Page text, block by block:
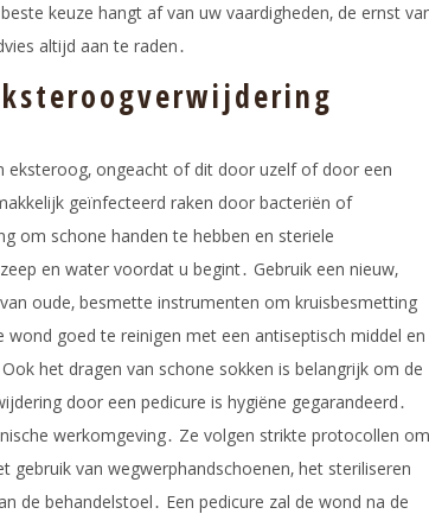
keuze hangt af van uw vaardigheden‚ de ernst
altijd aan te raden․
eksteroog‚ ongeacht of dit door uzelf of door een
geïnfecteerd raken door bacteriën of
om schone handen te hebben en steriele
en water voordat u begint․ Gebruik een nieuw‚
oude‚ besmette instrumenten om kruisbesmetting
goed te reinigen met een antiseptisch middel en
het dragen van schone sokken is belangrijk om de
door een pedicure is hygiëne gegarandeerd․
werkomgeving․ Ze volgen strikte protocollen om
van wegwerphandschoenen‚ het steriliseren
de behandelstoel․ Een pedicure zal de wond na de